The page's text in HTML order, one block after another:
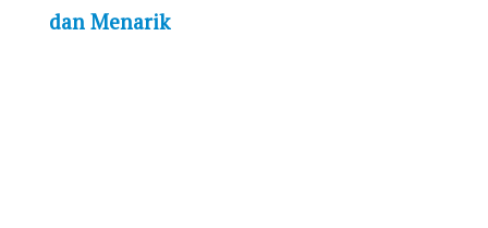
dan Menarik